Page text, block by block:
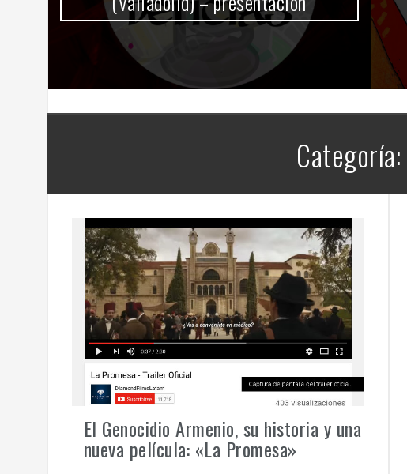
Categoría:
El Genocidio Armenio, su historia y una
nueva película: «La Promesa»